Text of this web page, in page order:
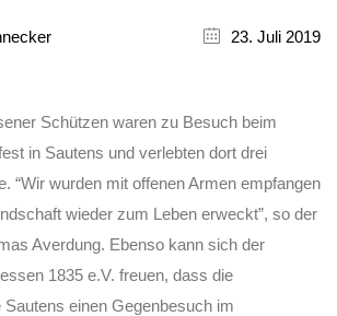
23. Juli 2019
Schützen waren zu Besuch beim
in Sautens und verlebten dort drei
“Wir wurden mit offenen Armen empfangen
wieder zum Leben erweckt”, so der
Averdung. Ebenso kann sich der
1835 e.V. freuen, dass die
einen Gegenbesuch im